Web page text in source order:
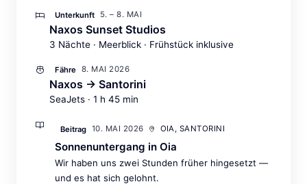
Unterkunft 5. – 8. MAI
Naxos Sunset Studios
3 Nächte · Meerblick · Frühstück inklusive
Fähre 8. MAI 2026
Naxos → Santorini
SeaJets · 1 h 45 min
Beitrag 10. MAI 2026 OIA, SANTORINI
Sonnenuntergang in Oia
Wir haben uns zwei Stunden früher hingesetzt —
und es hat sich gelohnt.